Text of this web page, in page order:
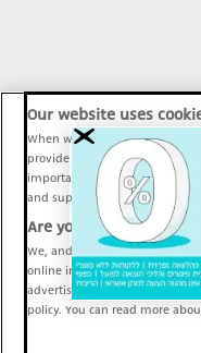
Our website uses
When we provide Maariv, TMI
provide social media features
important and necessary for
and support Maariv, TMI and
Are you happy to
We, and our partners, use
online interactions to improve
advertising for you. You can
policy. You can read more